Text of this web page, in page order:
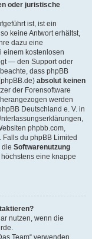
oder juristische
ist, ist ein
keine Antwort erhältst,
dazu eine
kostenlosen
— den Support oder
dass phpBB
absolut keinen
der Forensoftware
werden
Deutschland e. V. in
phpbb.com,
du phpBB Limited
die Softwarenutzung
eine knappe
nutzen, wenn die
Team“ verwenden.